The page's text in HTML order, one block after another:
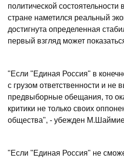
политической состоятельности
стране наметился реальный
достигнута определенная
первый взгляд может
"Если "Единая Россия" в
с грузом ответственности и не
предвыборные обещания, то
критики не только своих
общества", - убежден
"Если "Единая Россия" не